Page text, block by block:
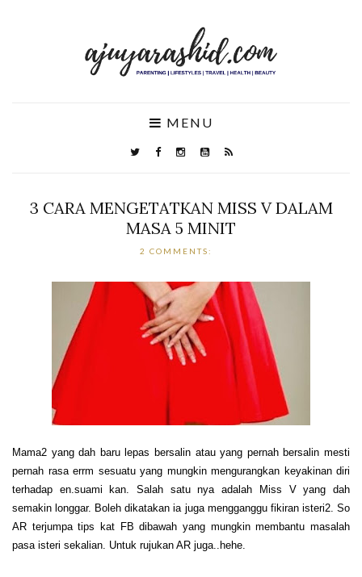
MENU
3 CARA MENGETATKAN MISS V DALAM
MASA 5 MINIT
2 COMMENTS:
Mama2 yang dah baru lepas bersalin atau yang pernah bersalin mesti
pernah rasa errm sesuatu yang mungkin mengurangkan keyakinan diri
terhadap en.suami kan. Salah satu nya adalah Miss V yang dah
semakin longgar. Boleh dikatakan ia juga mengganggu fikiran isteri2. So
AR terjumpa tips kat FB dibawah yang mungkin membantu masalah
pasa isteri sekalian. Untuk rujukan AR juga..hehe.